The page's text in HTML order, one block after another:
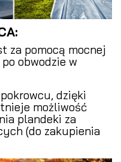
za pomocą mocnej
obwodzie w
dzięki
możliwość
plandeki za
(do zakupienia